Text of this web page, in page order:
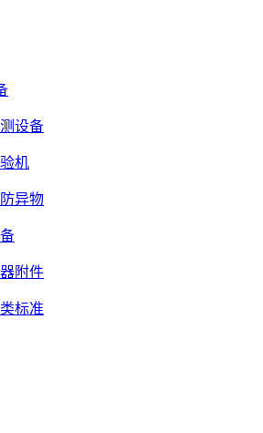
设备
机
异物
附件
标准